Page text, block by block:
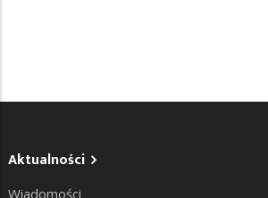
Aktualności
Wiadomości